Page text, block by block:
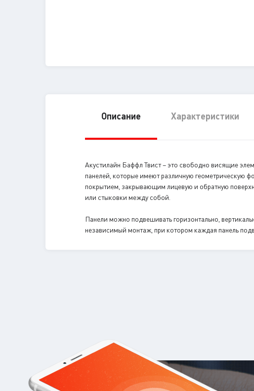
Описание Характеристики
Акустилайн Баффл Твист – это свободно висящие
панелей, которые имеют различную геометрическую
покрытием, закрывающим лицевую и обратную
или стыковки между собой.
Панели можно подвешивать горизонтально,
независимый монтаж, при котором каждая панель